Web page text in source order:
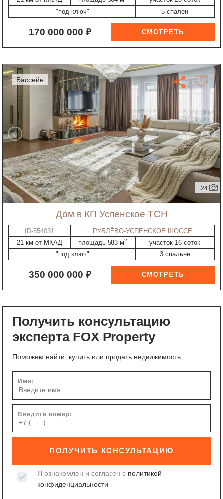
"под ключ"
5 спален
170 000 000 ₽
бассейн
+24
дом в КП Успенское ТСН
ID-554031
РУБЛЁВО-УСПЕНСКОЕ ШОССЕ
21 км от МКАД
площадь 583 м2
участок 16 соток
"под ключ"
3 спальни
350 000 000 ₽
Получить консультацию
эксперта FOX Property
Поможем найти, купить или продать недвижимость
Имя:
Введите номер:
ПОЛУЧИТЬ КОНСУЛЬТАЦИЮ
Я ознакомлен и согласен с политикой
конфиденциальности